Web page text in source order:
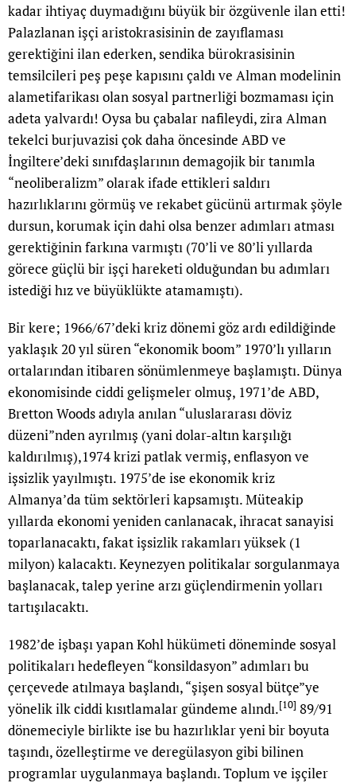
kadar ihtiyaç duymadığını büyük bir özgüvenle ilan etti!
Palazlanan işçi aristokrasisinin de zayıflaması
gerektiğini ilan ederken, sendika bürokrasisinin
temsilcileri peş peşe kapısını çaldı ve Alman modelinin
alametifarikası olan sosyal partnerliği bozmaması için
adeta yalvardı! Oysa bu çabalar nafileydi, zira Alman
tekelci burjuvazisi çok daha öncesinde ABD ve
İngiltere’deki sınıfdaşlarının demagojik bir tanımla
“neoliberalizm” olarak ifade ettikleri saldırı
hazırlıklarını görmüş ve rekabet gücünü artırmak şöyle
dursun, korumak için dahi olsa benzer adımları atması
gerektiğinin farkına varmıştı (70’li ve 80’li yıllarda
görece güçlü bir işçi hareketi olduğundan bu adımları
istediği hız ve büyüklükte atamamıştı).
Bir kere; 1966/67’deki kriz dönemi göz ardı edildiğinde
yaklaşık 20 yıl süren “ekonomik boom” 1970’lı yılların
ortalarından itibaren sönümlenmeye başlamıştı. Dünya
ekonomisinde ciddi gelişmeler olmuş, 1971’de ABD,
Bretton Woods adıyla anılan “uluslararası döviz
düzeni”nden ayrılmış (yani dolar-altın karşılığı
kaldırılmış),1974 krizi patlak vermiş, enflasyon ve
işsizlik yayılmıştı. 1975’de ise ekonomik kriz
Almanya’da tüm sektörleri kapsamıştı. Müteakip
yıllarda ekonomi yeniden canlanacak, ihracat sanayisi
toparlanacaktı, fakat işsizlik rakamları yüksek (1
milyon) kalacaktı. Keynezyen politikalar sorgulanmaya
başlanacak, talep yerine arzı güçlendirmenin yolları
tartışılacaktı.
1982’de işbaşı yapan Kohl hükümeti döneminde sosyal
politikaları hedefleyen “konsildasyon” adımları bu
çerçevede atılmaya başlandı, “şişen sosyal bütçe”ye
yönelik ilk ciddi kısıtlamalar gündeme alındı.[10] 89/91
dönemeciyle birlikte ise bu hazırlıklar yeni bir boyuta
taşındı, özelleştirme ve deregülasyon gibi bilinen
programlar uygulanmaya başlandı. Toplum ve işçiler